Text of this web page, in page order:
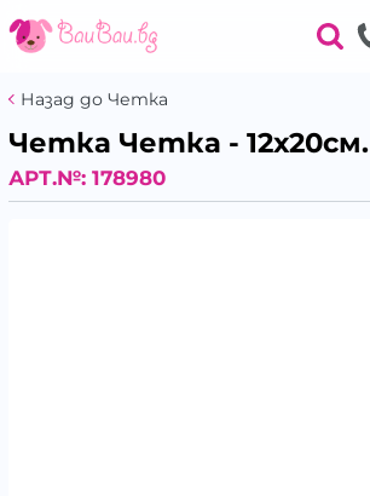
Назад до Четка
Четка Четка - 12х20см.
АРТ.№: 178980